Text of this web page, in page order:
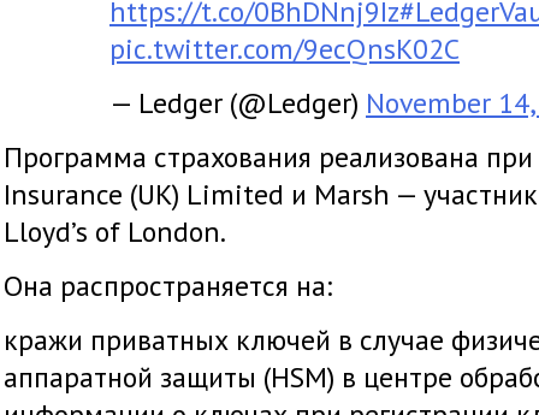
https://t.co/0BhDNnj9Iz
pic.twitter.com/9ecQnsK02C
— Ledger (@Ledger) November
Программа страхования реализована
Insurance (UK) Limited и Marsh —
Lloyd’s of London.
Она распространяется на:
кражи приватных ключей в случае
аппаратной защиты (HSM) в центре